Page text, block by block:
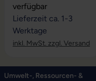
verfügbar
Lieferzeit ca. 1-3
Werktage
inkl. MwSt. zzgl. Versand
Umwelt-, Ressourcen- &